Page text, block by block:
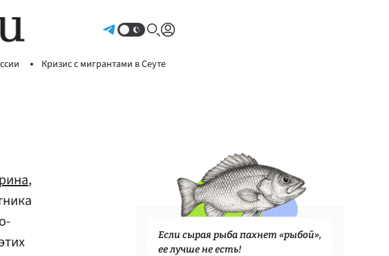
Кризис с мигрантами в Сеуте
,
Если сырая рыба пахнет «рыбой»,
ее лучше не есть!